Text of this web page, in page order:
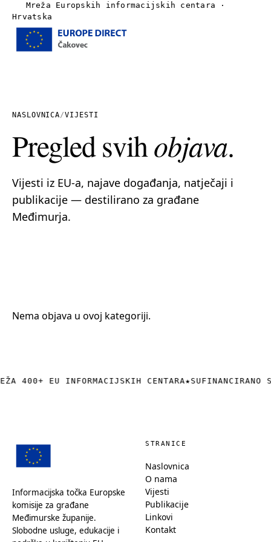
Mreža Europskih informacijskih centara ·
Hrvatska
Vijesti
Linkovi
NASLOVNICA/VIJESTI
Pregled svihobjava.
Vijesti iz EU-a, najave događanja, natječaji i
publikacije — destilirano za građane
Međimurja.
Nema objava u ovoj kategoriji.
400+ EU INFORMACIJSKIH CENTARA★SUFINANCIRANO
Informacijska točka Europske
komisije za građane
Međimurske županije.
Slobodne usluge, edukacije i
STRANICE
Naslovnica
O nama
Vijesti
Publikacije
Linkovi
Kontakt